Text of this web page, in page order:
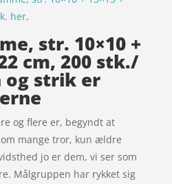
her.
str. 10×10 +
cm, 200 stk./
og strik er
og flere er, begyndt at
mange tror, kun ældre
jo er dem, vi ser som
Målgruppen har rykket sig